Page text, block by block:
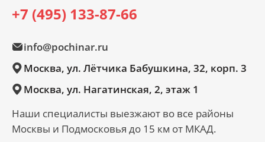
+7 (495) 133-87-66
info@pochinar.ru
Москва, ул. Лётчика Бабушкина, 32, корп. 3
Москва, ул. Нагатинская, 2, этаж 1
Наши специалисты выезжают во все районы
Москвы и Подмосковья до 15 км от МКАД.